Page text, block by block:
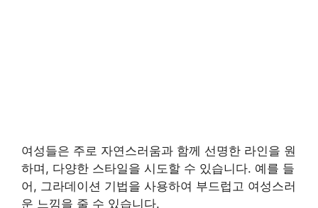
여성들은 주로 자연스러움과 함께 선명한 라인을 원
하며, 다양한 스타일을 시도할 수 있습니다. 예를 들
어, 그라데이션 기법을 사용하여 부드럽고 여성스러
운 느낌을 줄 수 있습니다.